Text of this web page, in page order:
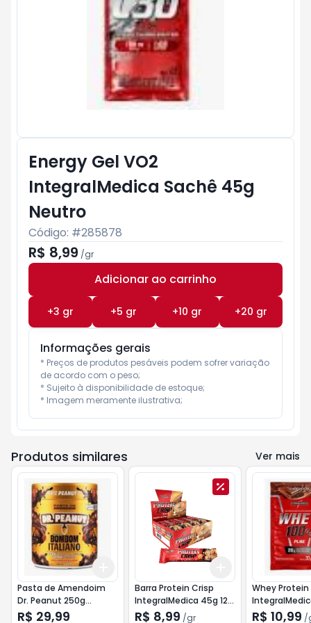
Energy Gel VO2
IntegralMedica Sachê 45g
Neutro
Código: #285878
R$ 8,99 /gr
Adicionar ao carrinho
+3 gr +5 gr +10 gr +20 gr
Informações gerais
* Preços de produtos pesáveis podem sofrer variação
de acordo com o peso;
* Sujeito à disponibilidade de estoque;
* Imagem meramente ilustrativa;
Produtos similares Ver mais
+
Add
Pasta de Amendoim
Dr. Peanut 250g
Bombom
R$ 29,99
+5gr
Add
Barra Protein Crisp
IntegralMedica 45g 12g
Proteína Duo Crunch
R$ 8,99 /gr
Whey Protein
Monodose
R$ 10,99 /